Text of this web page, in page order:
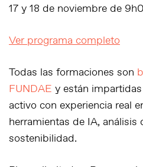
17 y 18 de noviembre de
Ver programa completo
Todas las formaciones son
FUNDAE y están
activo con experiencia real
herramientas de IA, análisis
sostenibilidad.